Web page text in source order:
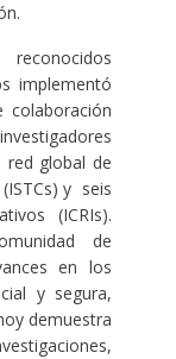
implementó
red global de
y seis
(ICRIs).
de
en los
y segura,
demuestra